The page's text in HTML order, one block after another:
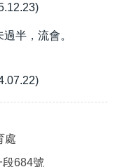
半，流會。
處
684號